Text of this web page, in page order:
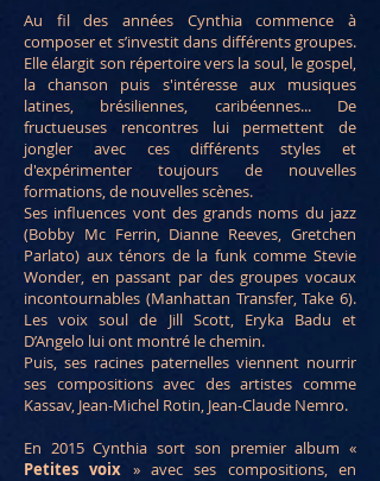
Au fil des années Cynthia commence à
composer et s’investit dans différents groupes.
Elle élargit son répertoire vers la soul, le gospel,
la chanson puis s'intéresse aux musiques
latines, brésiliennes, caribéennes... De
fructueuses rencontres lui permettent de
jongler avec ces différents styles et
d'expérimenter toujours de nouvelles
formations, de nouvelles scènes.
Ses influences vont des grands noms du jazz
(Bobby Mc Ferrin, Dianne Reeves, Gretchen
Parlato) aux ténors de la funk comme Stevie
Wonder, en passant par des groupes vocaux
incontournables (Manhattan Transfer, Take 6).
Les voix soul de Jill Scott, Eryka Badu et
D’Angelo lui ont montré le chemin.
Puis, ses racines paternelles viennent nourrir
ses compositions avec des artistes comme
Kassav, Jean-Michel Rotin, Jean-Claude Nemro.
En 2015 Cynthia sort son premier album «
Petites voix » avec ses compositions, en